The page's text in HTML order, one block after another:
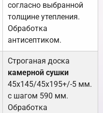
согласно выбранной
толщине утепления.
Обработка
антисептиком.
Строганая доска
камерной сушки
45х145/45х195+/-5 мм.
с шагом 590 мм.
Обработка